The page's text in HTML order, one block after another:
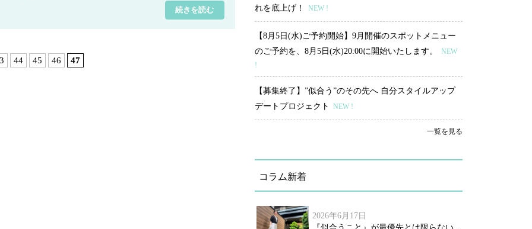
続きを読む
44 45 46 47
れを底上げ！
NEW !
【8月5日(水)ご予約開始】9月開催のスポットメニュー
のご予約を、8月5日(水)20:00に開始いたします。
NEW
!
【募集終了】”似合う”のその先へ 自分スタイルアップ
デートプロジェクト
NEW !
一覧を見る
コラム新着
2026年6月17日